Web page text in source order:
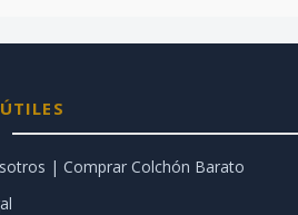
| Comprar Colchón Barato